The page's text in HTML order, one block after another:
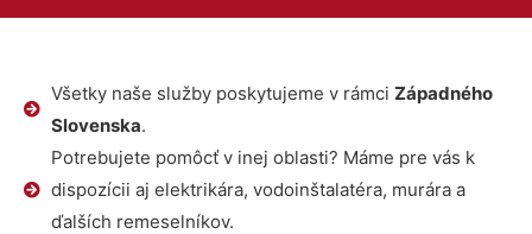
Všetky naše služby poskytujeme v rámci Západného
Slovenska.
Potrebujete pomôcť v inej oblasti? Máme pre vás k
dispozícii aj elektrikára, vodoinštalatéra, murára a
ďalších remeselníkov.